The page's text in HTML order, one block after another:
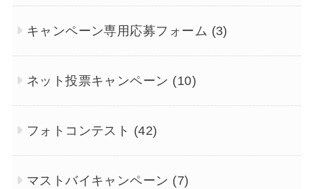
キャンペーン専用応募フォーム (3)
ネット投票キャンペーン (10)
フォトコンテスト (42)
マストバイキャンペーン (7)